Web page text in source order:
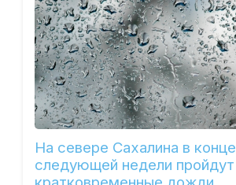
На севере Сахалина в конце
следующей недели пройдут